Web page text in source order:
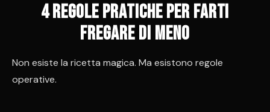
4 regole pratiche per farti
fregare di meno
Non esiste la ricetta magica. Ma esistono regole
operative.